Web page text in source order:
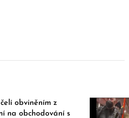
obviněním z
na obchodování s